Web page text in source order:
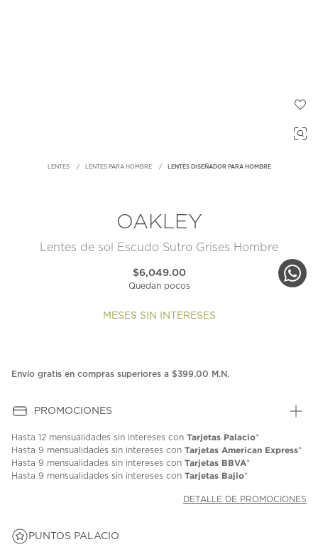
LENTES LENTES PARA HOMBRE LENTES DISEÑADOR PARA HOMBRE
OAKLEY
Lentes de sol Escudo Sutro Grises Hombre
$6,049.00
Quedan pocos
MESES SIN INTERESES
Envío gratis en compras superiores a $399.00 M.N.
PROMOCIONES
Hasta 12 mensualidades sin intereses con Tarjetas Palacio*
Hasta 9 mensualidades sin intereses con Tarjetas American Express*
Hasta 9 mensualidades sin intereses con Tarjetas BBVA*
Hasta 9 mensualidades sin intereses con Tarjetas Bajio*
DETALLE DE PROMOCIONES
PUNTOS PALACIO